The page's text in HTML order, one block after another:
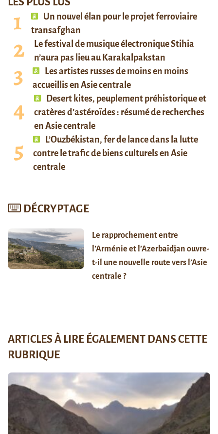
Un nouvel élan pour le projet ferroviaire
transafghan
Le festival de musique électronique Stihia
n’aura pas lieu au Karakalpakstan
Les artistes russes de moins en moins
accueillis en Asie centrale
Desert kites, peuplement préhistorique et
cratères d’astéroïdes : résumé de recherches
en Asie centrale
L’Ouzbékistan, fer de lance dans la lutte
contre le trafic de biens culturels en Asie
centrale
DÉCRYPTAGE
Le rapprochement entre
l’Arménie et l’Azerbaïdjan ouvre-
t-il une nouvelle route vers l’Asie
centrale ?
ARTICLES À LIRE ÉGALEMENT DANS CETTE
RUBRIQUE